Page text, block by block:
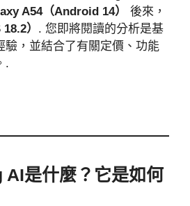
A54（Android 14）
後來，
） . 您即將閱讀的分析是基
驗，並結合了有關定價、功能
.
是什麼？它是如何